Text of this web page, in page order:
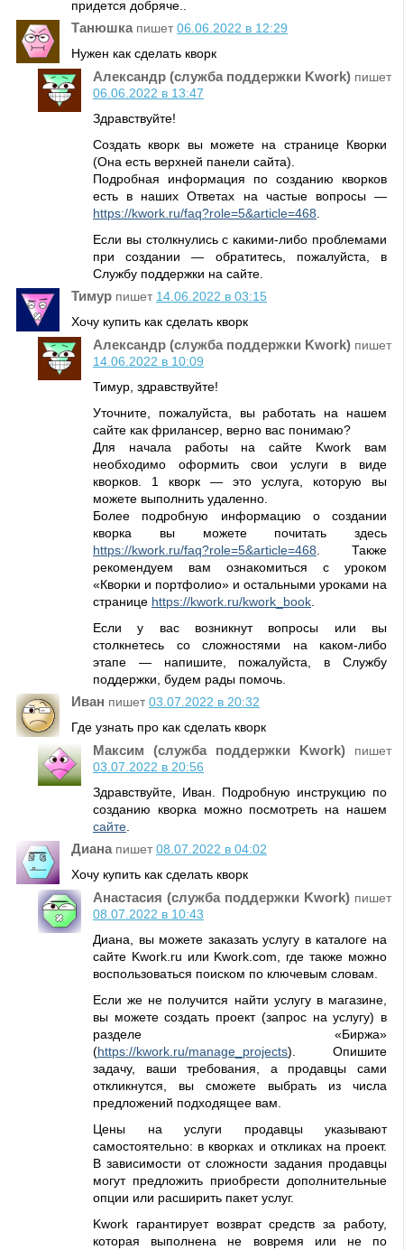
придется добряче..
Танюшкапишет 06.06.2022 в 12:29
Нужен как сделать кворк
Александр (служба поддержки Kwork) пишет
06.06.2022 в 13:47
Здравствуйте!
Создать кворк вы можете на странице Кворки
(Она есть верхней панели сайта).
Подробная информация по созданию кворков
есть в наших Ответах на частые вопросы —
https://kwork.ru/faq?role=5&article=468.
Если вы столкнулись с какими-либо проблемами
при создании — обратитесь, пожалуйста, в
Службу поддержки на сайте.
Тимур пишет 14.06.2022 в 03:15
Хочу купить как сделать кворк
Александр (служба поддержки Kwork) пишет
14.06.2022 в 10:09
Тимур, здравствуйте!
Уточните, пожалуйста, вы работать на нашем
сайте как фрилансер, верно вас понимаю?
Для начала работы на сайте Kwork вам
необходимо оформить свои услуги в виде
кворков. 1 кворк — это услуга, которую вы
можете выполнить удаленно.
Более подробную информацию о создании
кворка вы можете почитать здесь
https://kwork.ru/faq?role=5&article=468. Также
рекомендуем вам ознакомиться с уроком
«Кворки и портфолио» и остальными уроками на
странице https://kwork.ru/kwork_book.
Если у вас возникнут вопросы или вы
столкнетесь со сложностями на каком-либо
этапе — напишите, пожалуйста, в Службу
поддержки, будем рады помочь.
Иван пишет 03.07.2022 в 20:32
Где узнать про как сделать кворк
Максим (служба поддержки Kwork) пишет
03.07.2022 в 20:56
Здравствуйте, Иван. Подробную инструкцию по
созданию кворка можно посмотреть на нашем
сайте.
Дианапишет 08.07.2022 в 04:02
Хочу купить как сделать кворк
Анастасия (служба поддержки Kwork) пишет
08.07.2022 в 10:43
Диана, вы можете заказать услугу в каталоге на
сайте Kwork.ru или Kwork.com, где также можно
воспользоваться поиском по ключевым словам.
Если же не получится найти услугу в магазине,
вы можете создать проект (запрос на услугу) в
разделе «Биржа»
(https://kwork.ru/manage_projects). Опишите
задачу, ваши требования, а продавцы сами
откликнутся, вы сможете выбрать из числа
предложений подходящее вам.
Цены на услуги продавцы указывают
самостоятельно: в кворках и откликах на проект.
В зависимости от сложности задания продавцы
могут предложить приобрести дополнительные
опции или расширить пакет услуг.
Kwork гарантирует возврат средств за работу,
которая выполнена не вовремя или не по